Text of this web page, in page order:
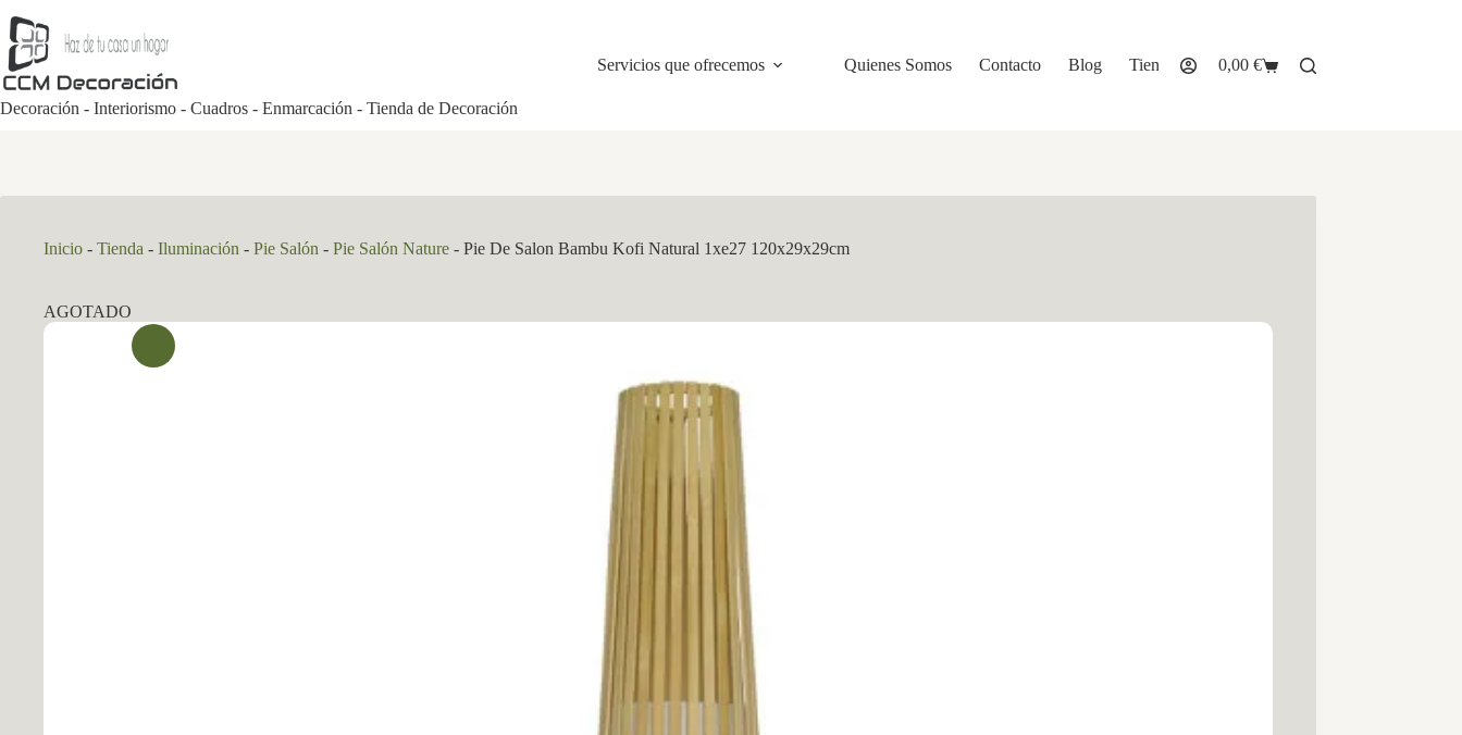
al
contenido
Decoración - Interiorismo - Cuadros - Enmarcación - Tienda de Decoración
Servicios que ofrecemos Quienes Somos Contacto Blog Tienda
Carro
0,00 €
Inicio - Tienda - Iluminación - Pie Salón - Pie Salón Nature - Pie De Salon Bambu Kofi Natural 1xe27 120x29x29cm
AGOTADO